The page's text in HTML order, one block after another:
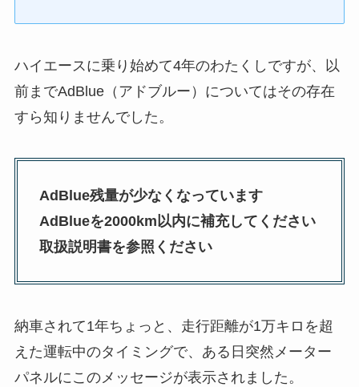
ハイエースに乗り始めて4年のわたくしですが、以
前までAdBlue（アドブルー）についてはその存在
すら知りませんでした。
AdBlue残量が少なくなっています
AdBlueを2000km以内に補充してください
取扱説明書を参照ください
納車されて1年ちょっと、走行距離が1万キロを超
えた運転中のタイミングで、ある日突然メーター
パネルにこのメッセージが表示されました。